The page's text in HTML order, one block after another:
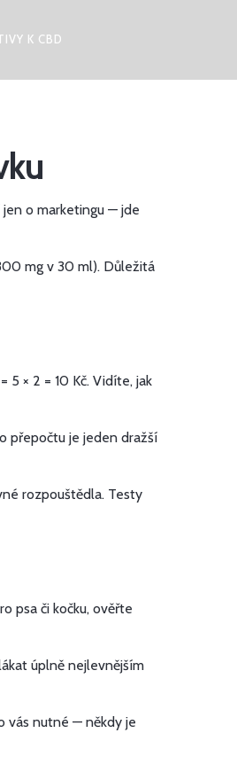
K CBD
o marketingu — jde
mg v 30 ml). Důležitá
× 2 = 10 Kč. Vidíte, jak
přepočtu je jeden dražší
rozpouštědla. Testy
psa či kočku, ověřte
úplně nejlevnějším
vás nutné — někdy je